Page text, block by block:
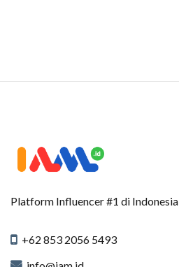
Platform Influencer #1 di Indonesia
+62 853 2056 5493